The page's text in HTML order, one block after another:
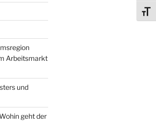
Arbeitsmarkt
und
geht der